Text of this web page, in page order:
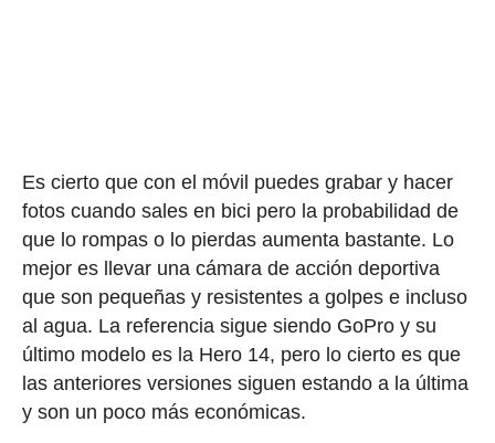
Es cierto que con el móvil puedes grabar y hacer
fotos cuando sales en bici pero la probabilidad de
que lo rompas o lo pierdas aumenta bastante. Lo
mejor es llevar una cámara de acción deportiva
que son pequeñas y resistentes a golpes e incluso
al agua. La referencia sigue siendo GoPro y su
último modelo es la Hero 14, pero lo cierto es que
las anteriores versiones siguen estando a la última
y son un poco más económicas.